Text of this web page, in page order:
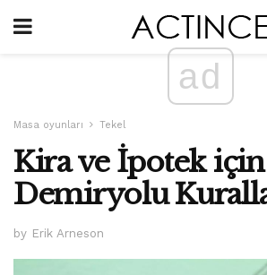
ad
Masa oyunları Tekel
Kira ve İpotek
Demiryolu
by Erik Arneson